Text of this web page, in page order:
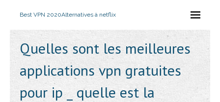
Best VPN 2020Alternatives à netflix
Quelles sont les meilleures
applications vpn gratuites
pour ip _ quelle est la